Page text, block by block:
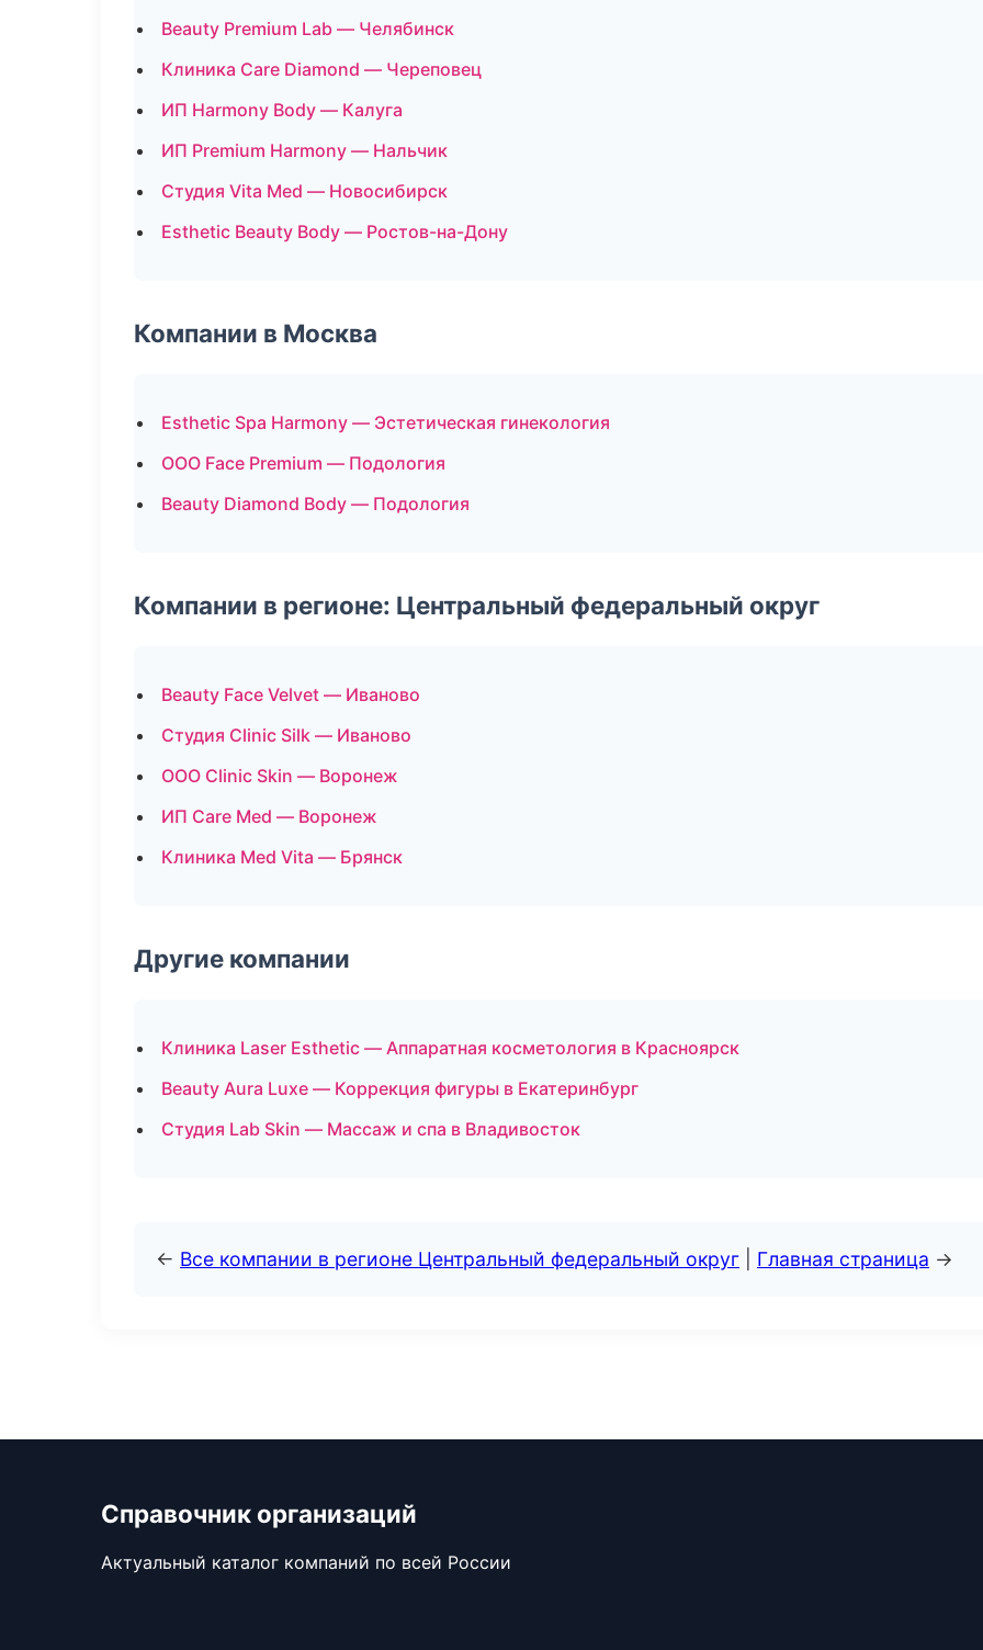
Beauty Premium Lab — Челябинск
Клиника Care Diamond — Череповец
ИП Harmony Body — Калуга
ИП Premium Harmony — Нальчик
Студия Vita Med — Новосибирск
Esthetic Beauty Body — Ростов-на-Дону
Компании в Москва
Esthetic Spa Harmony — Эстетическая гинекология
ООО Face Premium — Подология
Beauty Diamond Body — Подология
Компании в регионе: Центральный федеральный округ
Beauty Face Velvet — Иваново
Студия Clinic Silk — Иваново
ООО Clinic Skin — Воронеж
ИП Care Med — Воронеж
Клиника Med Vita — Брянск
Другие компании
Клиника Laser Esthetic — Аппаратная косметология в Красноярск
Beauty Aura Luxe — Коррекция фигуры в Екатеринбург
Студия Lab Skin — Массаж и спа в Владивосток
← Все компании в регионе Центральный федеральный округ Главная страница →
Справочник организаций
Актуальный каталог компаний по всей России